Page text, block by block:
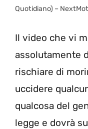
Quotidiano) –
Il video che vi
assolutamente
rischiare di
uccidere
qualcosa del
legge e dovrà